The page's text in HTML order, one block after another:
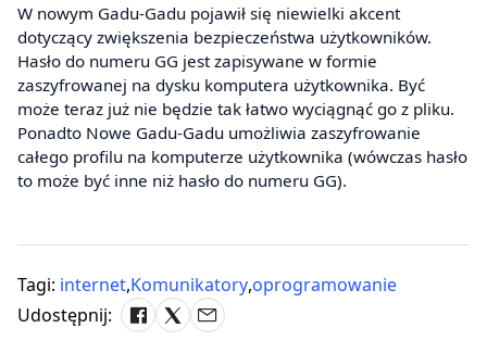
W nowym Gadu-Gadu pojawił się niewielki akcent
dotyczący zwiększenia bezpieczeństwa użytkowników.
Hasło do numeru GG jest zapisywane w formie
zaszyfrowanej na dysku komputera użytkownika. Być
może teraz już nie będzie tak łatwo wyciągnąć go z pliku.
Ponadto Nowe Gadu-Gadu umożliwia zaszyfrowanie
całego profilu na komputerze użytkownika (wówczas hasło
to może być inne niż hasło do numeru GG).
Tagi: internet,Komunikatory,oprogramowanie
Udostępnij: